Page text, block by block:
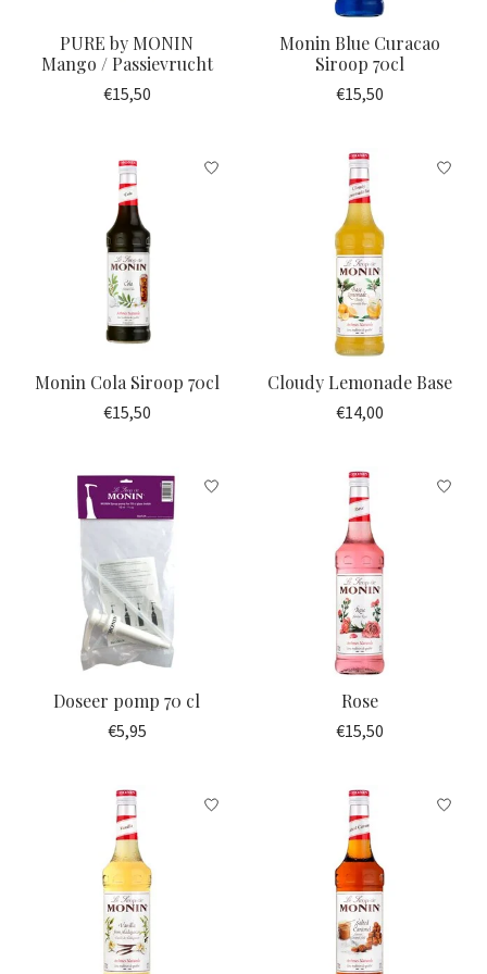
PURE by MONIN
Mango / Passievrucht
€15,50
Monin Blue Curacao
Siroop 70cl
€15,50
Monin Cola Siroop 70cl
€15,50
Cloudy Lemonade Base
€14,00
Doseer pomp 70 cl
€5,95
Rose
€15,50